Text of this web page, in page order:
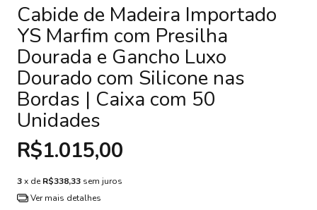
Cabide de Madeira Importado
YS Marfim com Presilha
Dourada e Gancho Luxo
Dourado com Silicone nas
Bordas | Caixa com 50
Unidades
R$1.015,00
3x de R$338,33 sem juros
Ver mais detalhes